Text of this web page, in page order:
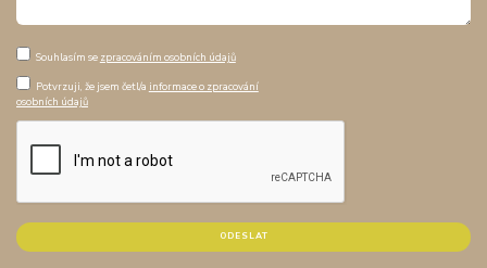
Souhlasím se zpracováním osobních údajů
Potvrzuji, že jsem četl/a informace o zpracování
osobních údajů